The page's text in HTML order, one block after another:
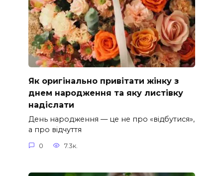
Як оригінально привітати жінку з
днем народження та яку листівку
надіслати
День народження — це не про «відбутися»,
а про відчуття
0 7.3к.